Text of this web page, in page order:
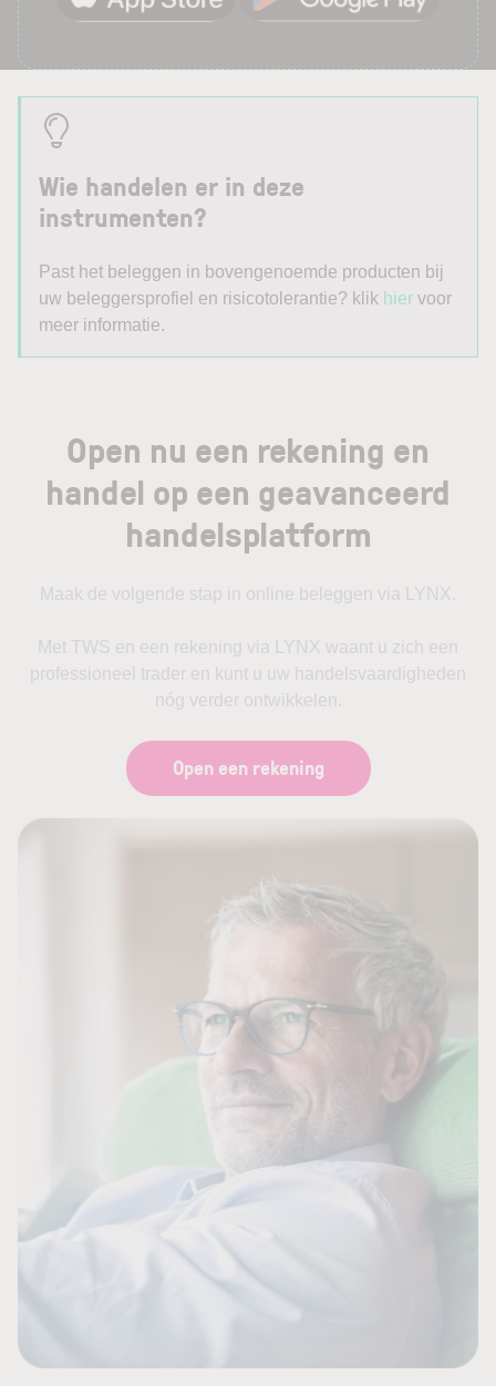
Wie handelen er in deze
instrumenten?
Past het beleggen in bovengenoemde producten bij
uw beleggersprofiel en risicotolerantie? klik hier voor
meer informatie.
Open nu een rekening en
handel op een geavanceerd
handelsplatform
Maak de volgende stap in online beleggen via LYNX.
Met TWS en een rekening via LYNX waant u zich een
professioneel trader en kunt u uw handelsvaardigheden
nóg verder ontwikkelen.
Open een rekening